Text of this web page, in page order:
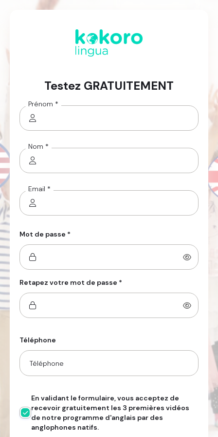
Testez GRATUITEMENT
Prénom *
Nom *
Email *
Mot de passe *
Retapez votre mot de passe *
Téléphone
En validant le formulaire, vous acceptez de
recevoir gratuitement les 3 premières vidéos
de notre programme d'anglais par des
anglophones natifs.